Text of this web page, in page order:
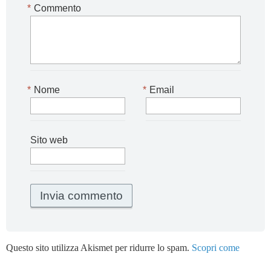
Commento
*
Nome
* Email
*
Sito web
Questo sito utilizza Akismet per ridurre lo spam. Scopri come